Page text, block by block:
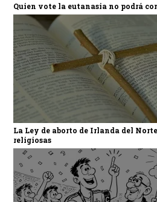
Quien vote la eutanasia no podrá
La Ley de aborto de Irlanda del
religiosas